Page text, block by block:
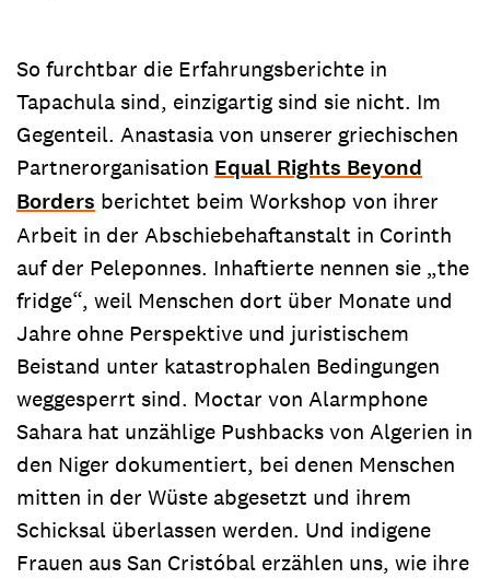
So furchtbar die Erfahrungsberichte in
Tapachula sind, einzigartig sind sie nicht. Im
Gegenteil. Anastasia von unserer griechischen
Partnerorganisation Equal Rights Beyond
Borders berichtet beim Workshop von ihrer
Arbeit in der Abschiebehaftanstalt in Corinth
auf der Peleponnes. Inhaftierte nennen sie „the
fridge“, weil Menschen dort über Monate und
Jahre ohne Perspektive und juristischem
Beistand unter katastrophalen Bedingungen
weggesperrt sind. Moctar von Alarmphone
Sahara hat unzählige Pushbacks von Algerien in
den Niger dokumentiert, bei denen Menschen
mitten in der Wüste abgesetzt und ihrem
Schicksal überlassen werden. Und indigene
Frauen aus San Cristóbal erzählen uns, wie ihre